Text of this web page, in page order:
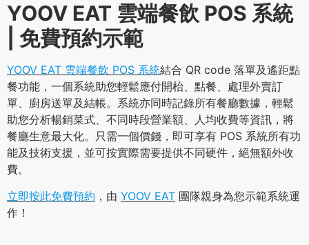
YOOV EAT 雲端餐飲 POS 系統
| 免費預約示範
YOOV EAT 雲端餐飲 POS 系統結合 QR code 落單及遙距點
餐功能，一個系統助您輕鬆應付開枱、點餐、處理外賣訂
單、廚房送單及結帳。系統亦同時記錄所有餐廳數據，輕鬆
助您分析暢銷菜式、不同時段營業額、人均收費等資訊，將
餐廳生意最大化。只需一個價錢，即可享有 POS 系統所有功
能及技術支援，並可按實際需要提供不同硬件，絕無額外收
費。
立即按此免費預約 ，由 YOOV EAT 團隊親身為您示範系統運
作！